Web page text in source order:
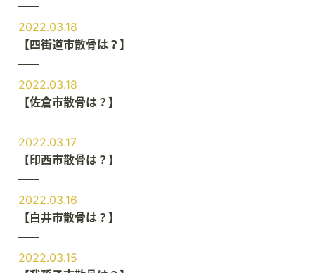
2022.03.18
【四街道市散骨は？】
2022.03.18
【佐倉市散骨は？】
2022.03.17
【印西市散骨は？】
2022.03.16
【白井市散骨は？】
2022.03.15